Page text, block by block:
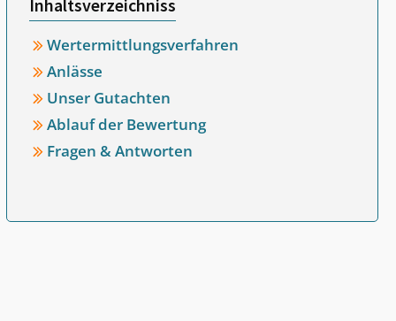
Inhaltsverzeichniss
Wertermittlungsverfahren
Anlässe
Unser Gutachten
Ablauf der Bewertung
Fragen & Antworten